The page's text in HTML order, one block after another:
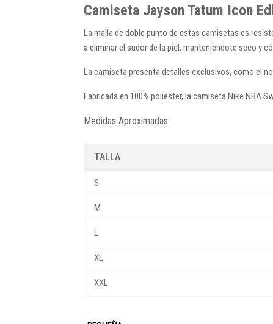
Camiseta Jayson Tatum Icon
La malla de doble punto de estas camisetas es
a eliminar el sudor de la piel, manteniéndote seco y
La camiseta presenta detalles exclusivos, como el
Fabricada en 100% poliéster, la camiseta Nike NBA
Medidas Aproximadas:
TALLA
S
M
L
XL
XXL